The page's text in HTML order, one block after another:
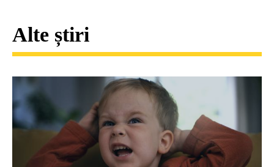
Alte știri